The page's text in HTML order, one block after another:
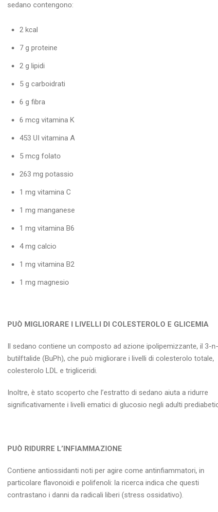
sedano contengono:
2 kcal
7 g proteine
2 g lipidi
5 g carboidrati
6 g fibra
6 mcg vitamina K
453 UI vitamina A
5 mcg folato
263 mg potassio
1 mg vitamina C
1 mg manganese
1 mg vitamina B6
4 mg calcio
1 mg vitamina B2
1 mg magnesio
PUÒ MIGLIORARE I LIVELLI DI COLESTEROLO E GLICEMIA
Il sedano contiene un composto ad azione ipolipemizzante, il 3-n-
butilftalide (BuPh), che può migliorare i livelli di colesterolo totale,
colesterolo LDL e trigliceridi.
Inoltre, è stato scoperto che l’estratto di sedano aiuta a ridurre
significativamente i livelli ematici di glucosio negli adulti
PUÒ RIDURRE L’INFIAMMAZIONE
Contiene antiossidanti noti per agire come antinfiammatori, in
particolare flavonoidi e polifenoli: la ricerca indica che questi
contrastano i danni da radicali liberi (stress ossidativo).